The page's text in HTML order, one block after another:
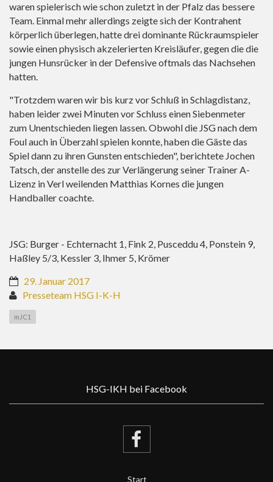
waren spielerisch wie schon zuletzt in der Pfalz das bessere
Team. Einmal mehr allerdings zeigte sich der Kontrahent
körperlich überlegen, hatte drei dominante Rückraumspieler
sowie einen physisch akzelerierten Kreisläufer, gegen die die
jungen Hunsrücker in der Defensive oftmals das Nachsehen
hatten.
"Trotzdem waren wir bis kurz vor Schluß in Schlagdistanz,
haben leider zwei Minuten vor Schluss einen Siebenmeter
zum Unentschieden liegen lassen. Obwohl die JSG nach dem
Foul auch in Überzahl spielen konnte, haben die Gäste das
Spiel dann zu ihren Gunsten entschieden", berichtete Jochen
Tatsch, der anstelle des zur Verlängerung seiner Trainer A-
Lizenz in Verl weilenden Matthias Kornes die jungen
Handballer coachte.
JSG: Burger - Echternacht 1, Fink 2, Pusceddu 4, Ponstein 9,
Haßley 5/3, Kessler 3, Ihmer 5, Krömer
29. Januar 2017
Presseteam HSG I-K-H
mJC1
HSG-IKH bei Facebook
Start